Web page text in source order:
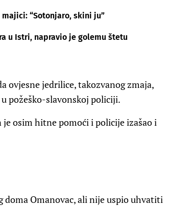
“Sotonjaro, skini ju”
u Istri, napravio je golemu štetu
ovjesne jedrilice, takozvanog zmaja,
požeško-slavonskoj policiji.
je osim hitne pomoći i policije izašao i
doma Omanovac, ali nije uspio uhvatiti